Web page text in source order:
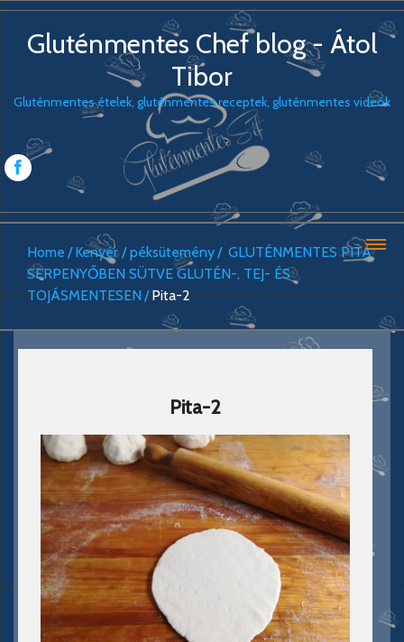
Gluténmentes Chef blog - Átol
Tibor
Gluténmentes ételek, gluténmentes receptek, gluténmentes videók
Home Kenyér / péksütemény
GLUTÉNMENTES PITA
SERPENYŐBEN SÜTVE GLUTÉN-, TEJ- ÉS
TOJÁSMENTESEN
Pita-2
Pita-2